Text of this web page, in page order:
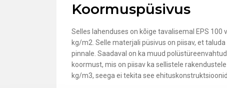
Koormuspüsivus
Selles lahenduses on kõige tavalisemal EPS
kg/m2. Selle materjali püsivus on piisav, et
pinnale. Saadaval on ka muud
koormust, mis on piisav ka sellistele
kg/m3, seega ei tekita see